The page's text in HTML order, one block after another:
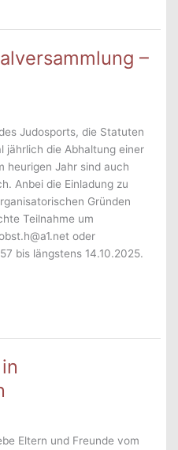
–
Judosports, die Statuten
jährlich die Abhaltung einer
heurigen Jahr sind auch
Anbei die Einladung zu
Gründen
Teilnahme um
oder
bis längstens 14.10.2025.
Eltern und Freunde vom